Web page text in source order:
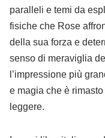
paralleli e temi da
fisiche che Rose
della sua forza e
senso di meraviglia
l’impressione più
e magia che è
leggere.